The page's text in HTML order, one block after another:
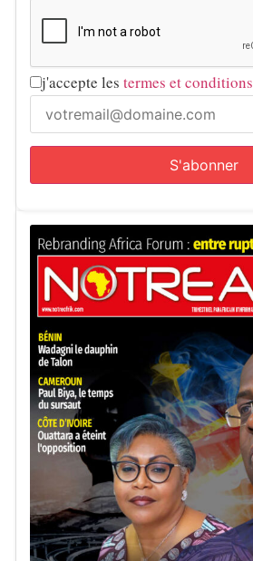
j'accepte les termes et conditions